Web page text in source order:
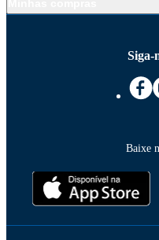
Siga-
Baixe